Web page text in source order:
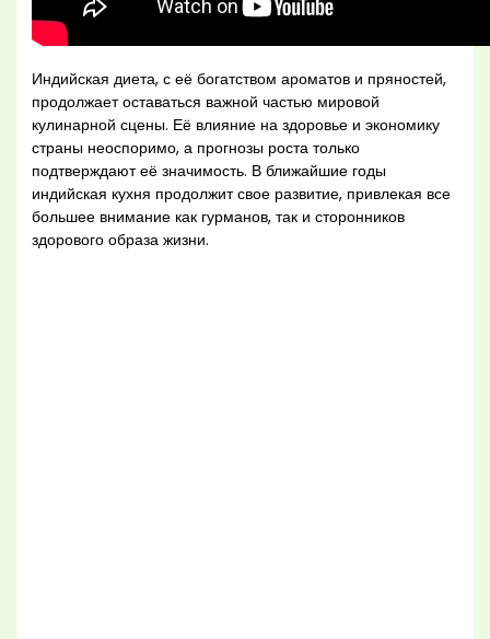
Индийская диета, с её богатством ароматов и пряностей,
продолжает оставаться важной частью мировой
кулинарной сцены. Её влияние на здоровье и экономику
страны неоспоримо, а прогнозы роста только
подтверждают её значимость. В ближайшие годы
индийская кухня продолжит свое развитие, привлекая все
большее внимание как гурманов, так и сторонников
здорового образа жизни.